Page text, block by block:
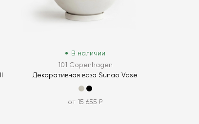
В наличии
101 Copenhagen
Декоративная ваза Sunao Vase
от 15 655 ₽